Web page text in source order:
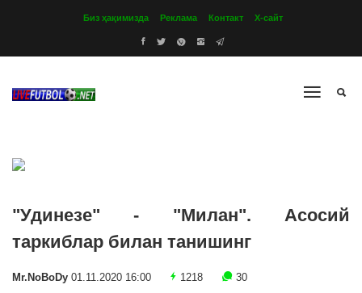
Биз ҳақимизда Реклама Контакт Х-сайт
"Удинезе" - "Милан". Асосий
таркиблар билан танишинг
Mr.NoBoDy 01.11.2020 16:00 1218 30